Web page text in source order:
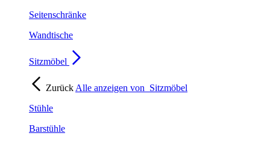
Seitenschränke
Wandtische
Sitzmöbel
Zurück Alle anzeigen von Sitzmöbel
Stühle
Barstühle